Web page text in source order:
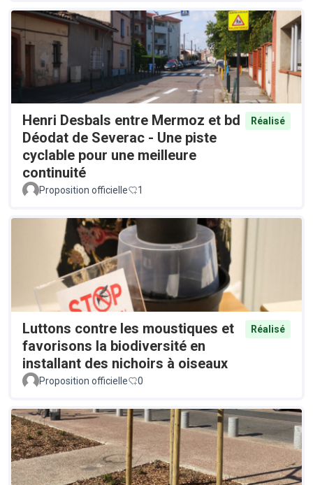
Henri Desbals entre Mermoz et bd
Déodat de Severac - Une piste
cyclable pour une meilleure
continuité
Réalisé
Proposition officielle 1
Luttons contre les moustiques et
favorisons la biodiversité en
installant des nichoirs à oiseaux
Réalisé
Proposition officielle 0